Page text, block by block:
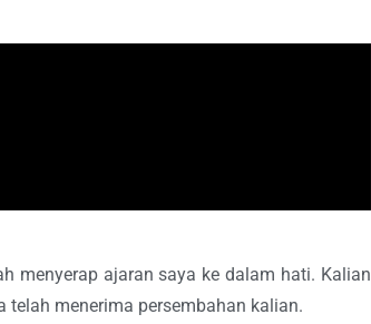
menyerap ajaran saya ke dalam hati. Kalian
menerima persembahan kalian.